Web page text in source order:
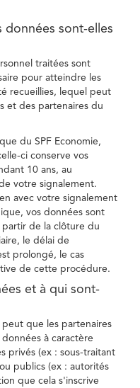
sont-elles
traitées sont
pour atteindre les
recueillies, lequel peut
et des partenaires du
du SPF Economie,
ci conserve vos
10 ans, au
votre signalement.
avec votre signalement
vos données sont
partir de la clôture du
le délai de
prolongé, le cas
de cette procédure.
et à qui sont-
peut que les partenaires
à caractère
privés (ex : sous-traitant
publics (ex : autorités
que cela s'inscrive